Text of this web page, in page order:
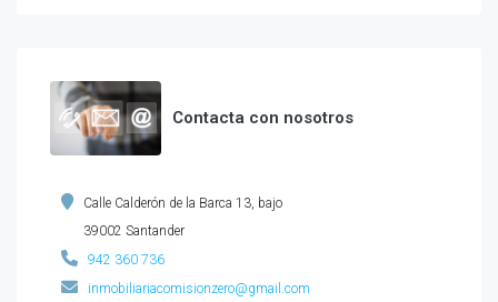
Contacta con nosotros
Calle Calderón de la Barca 13, bajo
39002 Santander
942 360 736
inmobiliariacomisionzero@gmail.com